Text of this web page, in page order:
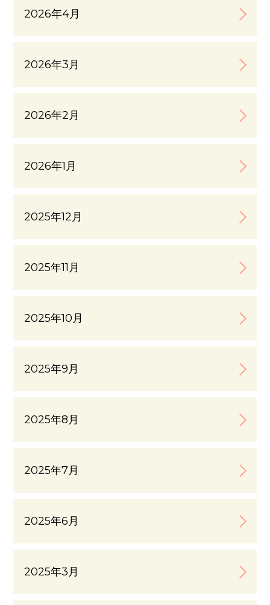
2026年4月
2026年3月
2026年2月
2026年1月
2025年12月
2025年11月
2025年10月
2025年9月
2025年8月
2025年7月
2025年6月
2025年3月